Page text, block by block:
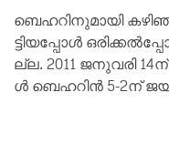
ബെ​ഹ​റി​നു​മാ​യി
ട്ടി​യ​പ്പോ​ള്‍
ല്ല. 2011 ജ​നു​വ​രി
ള്‍ ബെ​ഹ​റി​ന്‍ 5-2ന്